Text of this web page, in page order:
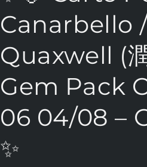
o
n
Canarbello
Quaxwell (
Gem Pack
06 04/08 –
✨